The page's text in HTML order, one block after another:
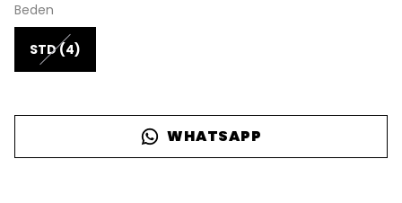
Beden
STD (4)
WHATSAPP